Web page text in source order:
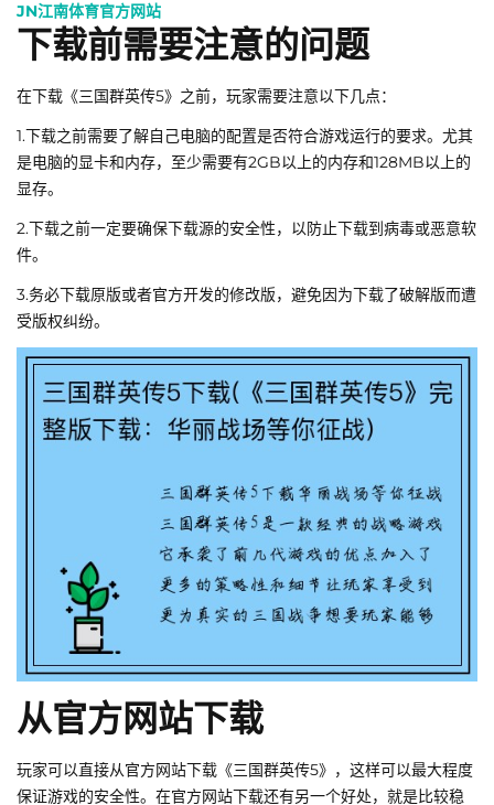
JN江南体育官方网站
下载前需要注意的问题
在下载《三国群英传5》之前，玩家需要注意以下几点：
1.下载之前需要了解自己电脑的配置是否符合游戏运行的要求。尤其
是电脑的显卡和内存，至少需要有2GB以上的内存和128MB以上的
显存。
2.下载之前一定要确保下载源的安全性，以防止下载到病毒或恶意软
件。
3.务必下载原版或者官方开发的修改版，避免因为下载了破解版而遭
受版权纠纷。
从官方网站下载
玩家可以直接从官方网站下载《三国群英传5》，这样可以最大程度
保证游戏的安全性。在官方网站下载还有另一个好处，就是比较稳